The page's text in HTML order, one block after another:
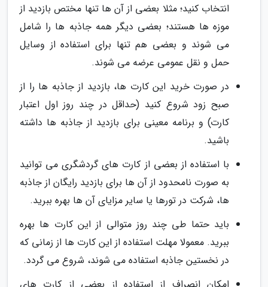
انتخاب کنید؛ مثلا بعضی از آن ها تنها مختص بازدید از
موزه ها هستند؛ بعضی دیگر همه جاذبه ها را شامل
می شوند و بعضی هم تنها برای استفاده از وسایل
حمل و نقل عمومی عرضه می شوند.
در صورت خرید این کارت ها، بازدید از جاذبه ها را از
صبح زود شروع کنید (حداقل در چند روز اول اعتبار
کارت) و برنامه معینی برای بازدید از جاذبه ها داشته
باشید.
با استفاده از بعضی از کارت های گردشگری می توانید
به صورت نامحدود از آن ها برای بازدید رایگان از جاذبه
ها، شرکت در تورها یا سایر مزایای آن ها بهره ببرید.
باید حتما طی چند روز متوالی از این کارت ها بهره
ببرید. معمولا مهلت استفاده از این کارت ها از زمانی که
در نخستین جاذبه استفاده می شوند، شروع می گردد.